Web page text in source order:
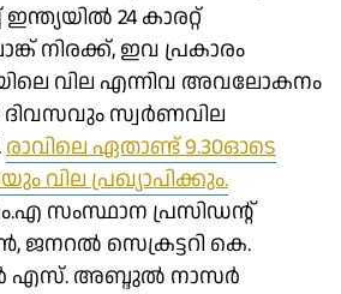
24 കാരറ്റ്
നിരക്ക്, ഇവ പ്രകാരം
വില എന്നിവ അവലോകനം
സ്വര്‍ണവില
രാവിലെ ഏതാണ്ട് 9.30ഓടെ
വില പ്രഖ്യാപിക്കും.
സംസ്ഥാന പ്രസിഡന്റ്
ജനറല്‍ സെക്രട്ടറി കെ.
എസ്. അബ്ദുല്‍ നാസര്‍